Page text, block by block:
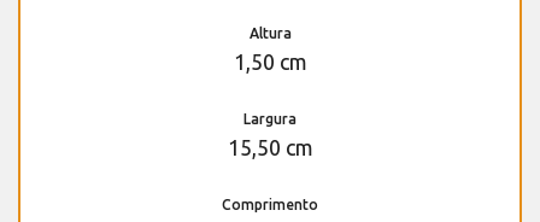
Altura
1,50 cm
Largura
15,50 cm
Comprimento